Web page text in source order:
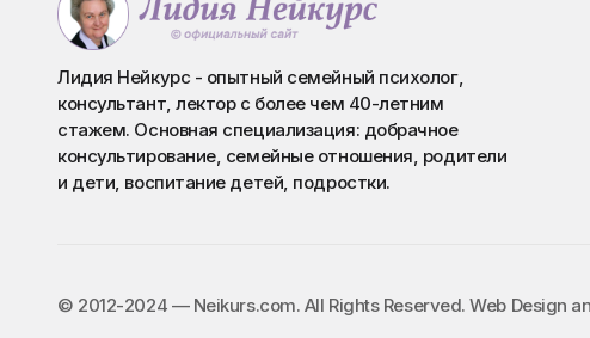
Лидия Нейкурс - опытный семейный психолог,
консультант, лектор с более чем 40-летним
стажем. Основная специализация: добрачное
консультирование, семейные отношения, родители
и дети, воспитание детей, подростки.
©️ 2012-2024 — Neikurs.com. All Rights Reserved. Web Design